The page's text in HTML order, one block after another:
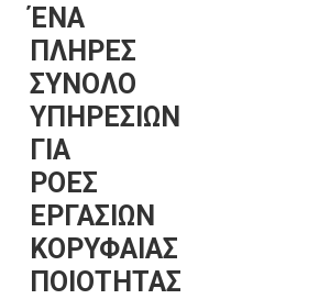
ΈΝΑ
ΠΛΗΡΕΣ
ΣΥΝΟΛΟ
ΥΠΗΡΕΣΙΩΝ
ΓΙΑ
ΡΟΕΣ
ΕΡΓΑΣΙΩΝ
ΚΟΡΥΦΑΙΑΣ
ΠΟΙΟΤΗΤΑΣ